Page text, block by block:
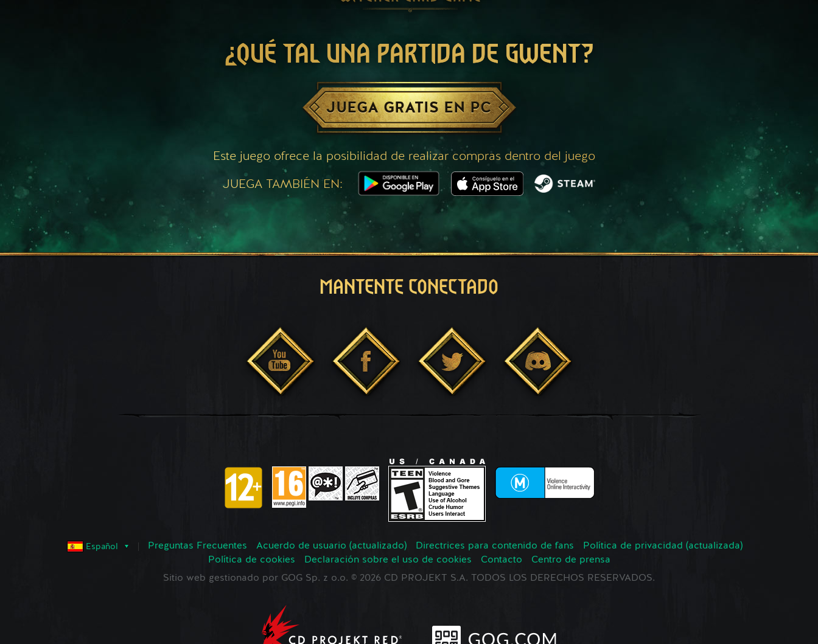
¿QUÉ TAL UNA PARTIDA DE GWENT?
JUEGA GRATIS EN PC
Este juego ofrece la posibilidad de realizar compras dentro del juego
JUEGA TAMBIÉN EN:
MANTENTE CONECTADO
Español Preguntas Frecuentes Acuerdo de usuario (actualizado) Directrices para contenido de fans
Política de privacidad (actualizada)
Política de cookies
Declaración sobre el uso de cookies Contacto
Centro de prensa
Sitio web gestionado por GOG Sp. z o.o. © 2026 CD PROJEKT S.A. TODOS LOS DERECHOS RESERVADOS.